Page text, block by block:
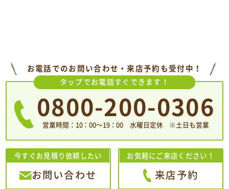
お電話でのお問い合わせ・来店予約も受付中！
タップでお電話すぐできます！
0800-200-0306
営業時間：10：00〜19：00 水曜日定休 ※土日も営業
今すぐお見積り依頼したい
お問い合わせ
お気軽にご来店ください！
来店予約